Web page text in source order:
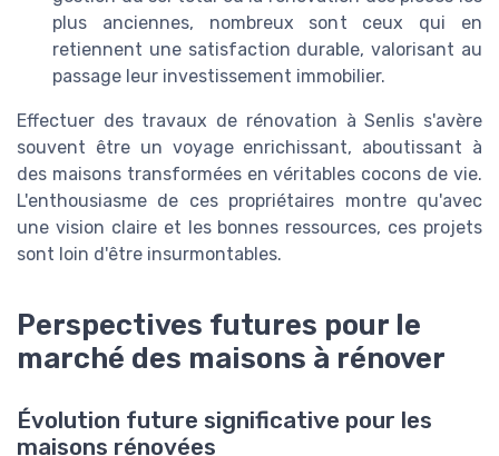
plus anciennes, nombreux sont ceux qui en
retiennent une satisfaction durable, valorisant au
passage leur investissement immobilier.
Effectuer des travaux de rénovation à Senlis s'avère
souvent être un voyage enrichissant, aboutissant à
des maisons transformées en véritables cocons de vie.
L'enthousiasme de ces propriétaires montre qu'avec
une vision claire et les bonnes ressources, ces projets
sont loin d'être insurmontables.
Perspectives futures pour le
marché des maisons à rénover
Évolution future significative pour les
maisons rénovées